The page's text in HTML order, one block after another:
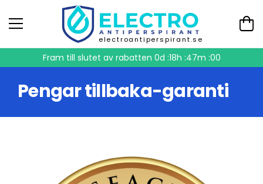
electroantiperspirant.se
Fram till slutet av rabatten 0d :18h :46m :59
Pengar tillbaka-garanti